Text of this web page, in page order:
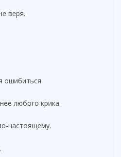
веря.
ошибиться.
любого крика.
настоящему.